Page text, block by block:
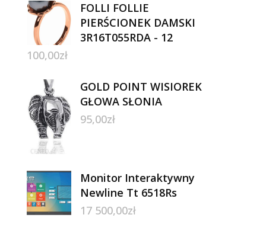
FOLLI FOLLIE
PIERŚCIONEK DAMSKI
3R16T055RDA - 12
100,00zł
GOLD POINT WISIOREK
GŁOWA SŁONIA
95,00zł
Monitor Interaktywny
Newline Tt 6518Rs
17 500,00zł